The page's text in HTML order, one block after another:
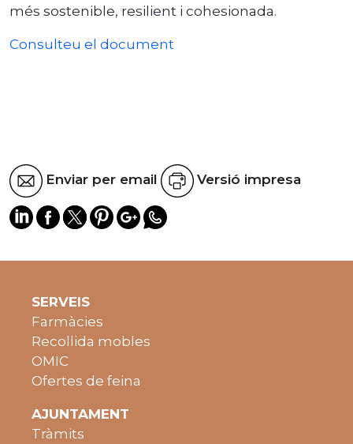
més sostenible, resilient i cohesionada.
Consulteu el document
Enviar per email Versió impresa
SERVEIS
Farmàcies
Recollida mobles
OMIC
Ofertes de feina
AJUNTAMENT
Tràmits